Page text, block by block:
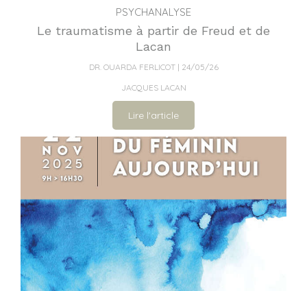
PSYCHANALYSE
Le traumatisme à partir de Freud et de
Lacan
DR. OUARDA FERLICOT
24/05/26
JACQUES LACAN
Lire l'article